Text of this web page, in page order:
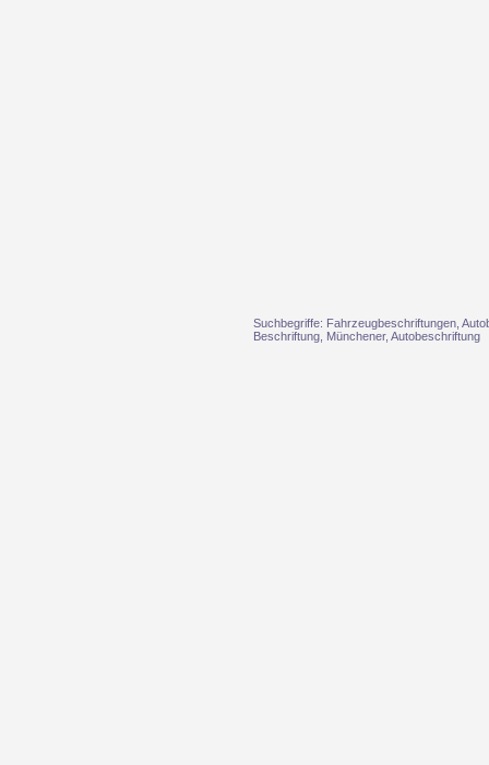
Suchbegriffe: Fahrzeugbeschriftungen,
Beschriftung, Münchener, Autobeschriftung